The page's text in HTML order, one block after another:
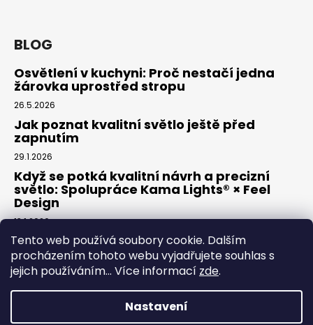
Tento web používá soubory cookie. Dalším
procházením tohoto webu vyjadřujete souhlas s
jejich používáním... Více informací zde.
Nastavení
BLOG
Osvětlení v kuchyni: Proč nestačí jedna
žárovka uprostřed stropu
26.5.2026
Jak poznat kvalitní světlo ještě před
zapnutím
29.1.2026
Když se potká kvalitní návrh a precizní
světlo: Spolupráce Kama Lights® × Feel
Design
13.1.2026
Facebook